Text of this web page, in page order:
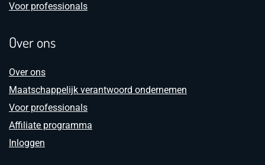
Voor professionals
Over ons
Over ons
Maatschappelijk verantwoord ondernemen
Voor professionals
Affiliate programma
Inloggen